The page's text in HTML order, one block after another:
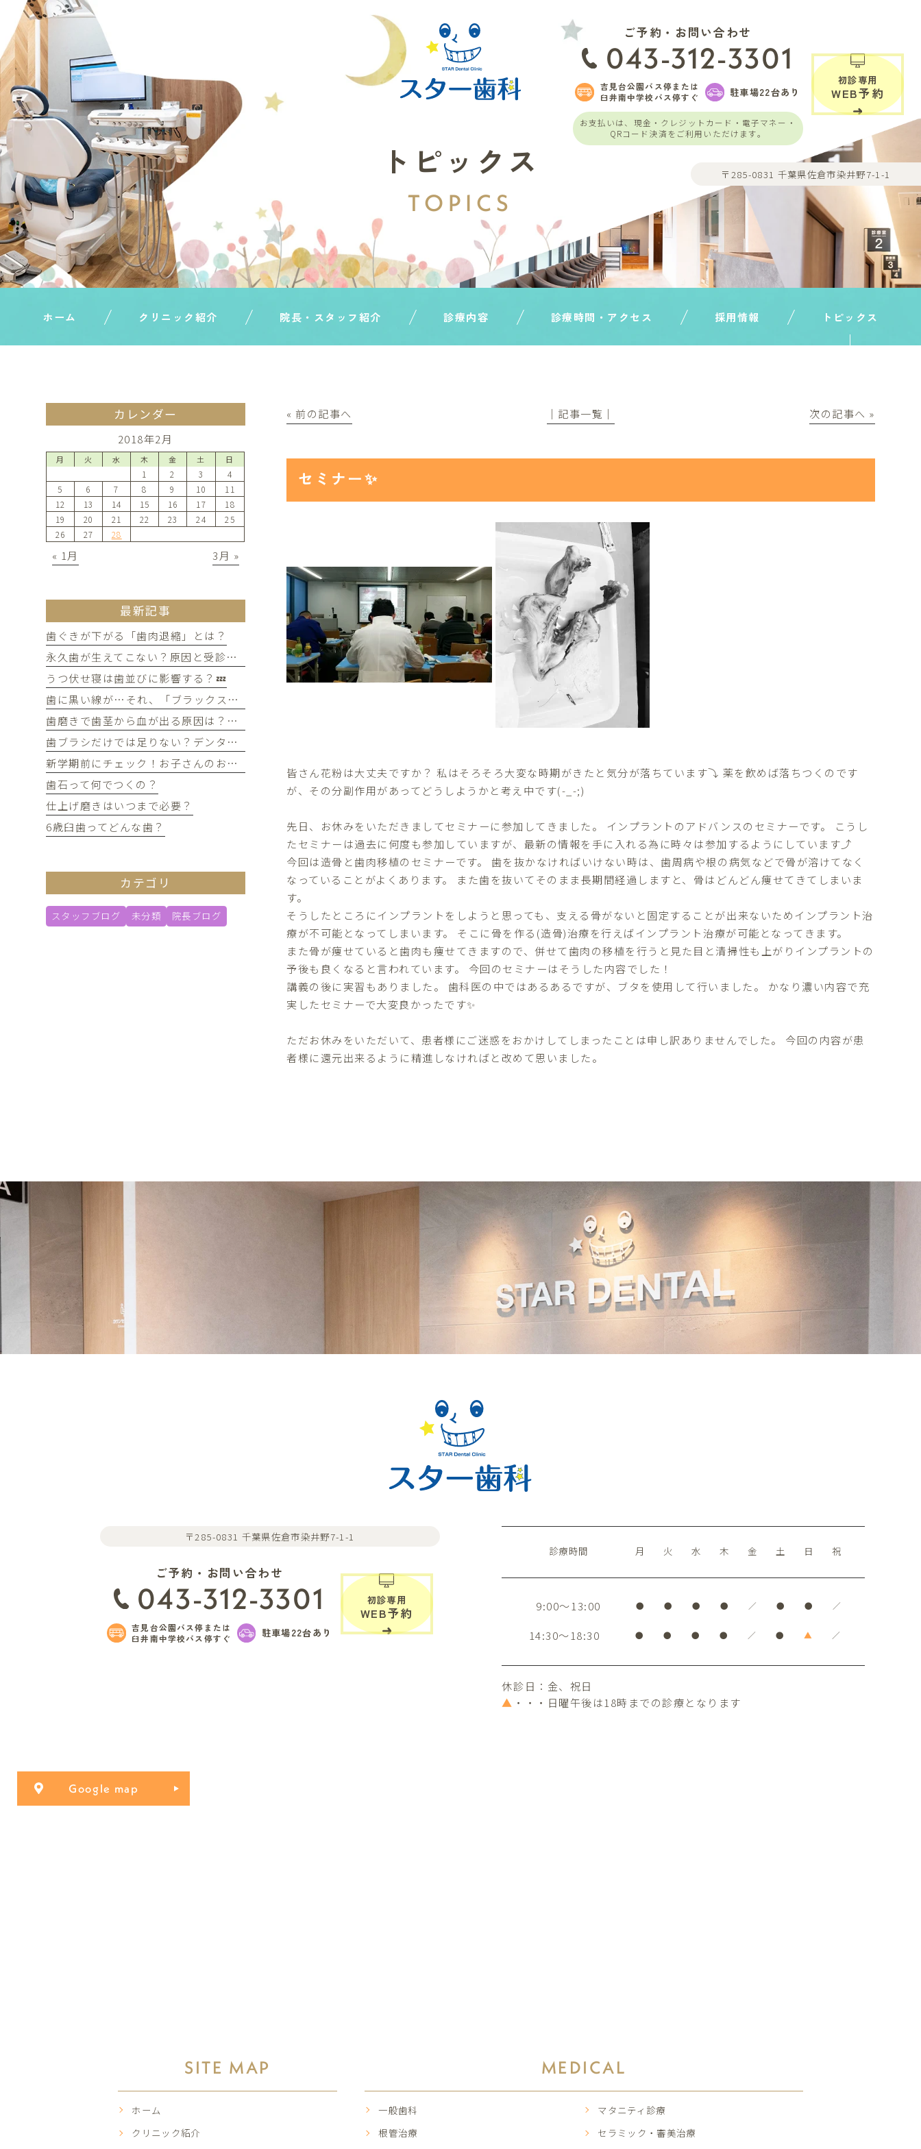
ご予約・お問い合わせ
043-312-3301
吉見台公園バス停または
臼井南中学校バス停すぐ
駐車場22台あり
お支払いは、現金・クレジットカード・電子マネー・
QRコード決済をご利用いただけます。
初診専用
WEB予約
〒285-0831 千葉県佐倉市染井野7-1-1
トピックス
TOPICS
ホーム クリニック紹介 院長・スタッフ紹介 診療内容 診療時間・アクセス 採用情報 トピックス
« 前の記事へ │記事一覧│ 次の記事へ »
セミナー✨
皆さん花粉は大丈夫ですか？ 私はそろそろ大変な時期がきたと気分が落ちています⤵ 薬を飲めば落ちつくのです
が、その分副作用があってどうしようかと考え中です(-_-;)
先日、お休みをいただきましてセミナーに参加してきました。 インプラントのアドバンスのセミナーです。 こうし
たセミナーは過去に何度も参加していますが、最新の情報を手に入れる為に時々は参加するようにしています⤴
今回は造骨と歯肉移植のセミナーです。 歯を抜かなければいけない時は、歯周病や根の病気などで骨が溶けてなく
なっていることがよくあります。 また歯を抜いてそのまま長期間経過しますと、骨はどんどん痩せてきてしまいま
す。
そうしたところにインプラントをしようと思っても、支える骨がないと固定することが出来ないためインプラント治
療が不可能となってしまいます。 そこに骨を作る(造骨)治療を行えばインプラント治療が可能となってきます。
また骨が痩せていると歯肉も痩せてきますので、併せて歯肉の移植を行うと見た目と清掃性も上がりインプラントの
予後も良くなると言われています。 今回のセミナーはそうした内容でした！
講義の後に実習もありました。 歯科医の中ではあるあるですが、ブタを使用して行いました。 かなり濃い内容で充
実したセミナーで大変良かったです✨
ただお休みをいただいて、患者様にご迷惑をおかけしてしまったことは申し訳ありませんでした。 今回の内容が患
者様に還元出来るように精進しなければと改めて思いました。
カレンダー
2018年2月
月 火 水 木 金 土 日
1 2 3
4
5
6 7 8 9 10
11
12
13 14 15 16 17
18
19
20 21 22 23 24
25
26
27 28
« 1月 3月 »
最新記事
歯ぐきが下がる「歯肉退縮」とは？
永久歯が生えてこない？原因と受診のタイミングについて
うつ伏せ寝は歯並びに影響する？💤
歯に黒い線が…それ、「ブラックステイン」かもしれません！
歯磨きで歯茎から血が出る原因は？痛みがなくても受診すべき判断基準
歯ブラシだけでは足りない？デンタルフロスを使うメリット
新学期前にチェック！お子さんのお口の健康、大丈夫？
歯石って何でつくの？
仕上げ磨きはいつまで必要？
6歳臼歯ってどんな歯？
カテゴリ
スタッフブログ 未分類 院長ブログ
〒285-0831 千葉県佐倉市染井野7-1-1
ご予約・お問い合わせ
043-312-3301
吉見台公園バス停または
臼井南中学校バス停すぐ
駐車場22台あり
初診専用
WEB予約
診療時間 月 火 水 木 金 土 日 祝
9:00～13:00 ● ● ● ● ／ ● ● ／
14:30～18:30 ● ● ● ● ／ ● ▲ ／
休診日：金、祝日
▲ ・・・日曜午後は18時までの診療となります
Google map
SITE MAP
ホーム
クリニック紹介
MEDICAL
一般歯科
根管治療
マタニティ診療
セラミック・審美治療